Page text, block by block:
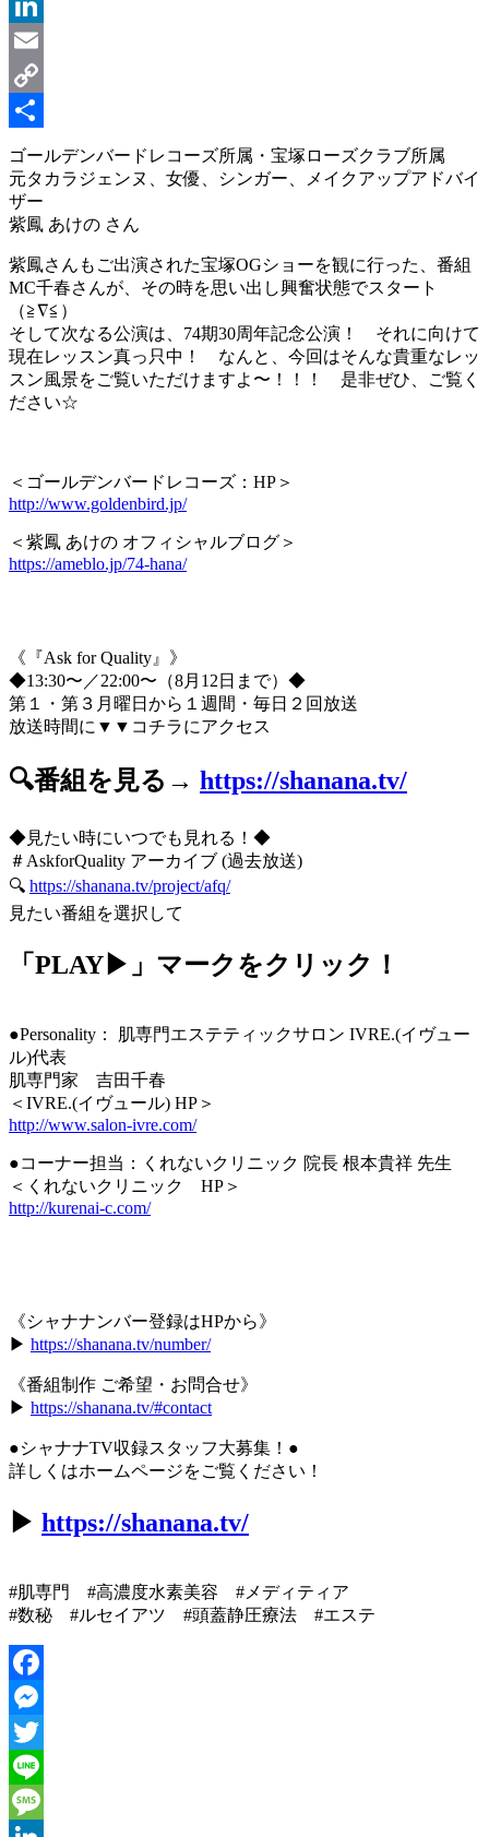
Message
LinkedIn
Email
Copy
Link
共
有
ゴールデンバードレコーズ所属・宝塚ローズクラブ所属
元タカラジェンヌ、女優、シンガー、メイクアップアドバイ
ザー
紫鳳 あけの さん
紫鳳さんもご出演された宝塚OGショーを観に行った、番組
MC千春さんが、その時を思い出し興奮状態でスタート
（≧∇≦）
そして次なる公演は、74期30周年記念公演！ それに向けて
現在レッスン真っ只中！ なんと、今回はそんな貴重なレッ
スン風景をご覧いただけますよ〜！！！ 是非ぜひ、ご覧く
ださい☆
＜ゴールデンバードレコーズ：HP＞
http://www.goldenbird.jp/
＜紫鳳 あけの オフィシャルブログ＞
https://ameblo.jp/74-hana/
《『Ask for Quality』》
◆13:30〜／22:00〜（8月12日まで）◆
第１・第３月曜日から１週間・毎日２回放送
放送時間に▼▼コチラにアクセス
🔍番組を見る→ https://shanana.tv/
◆見たい時にいつでも見れる！◆
＃AskforQuality アーカイブ (過去放送)
🔍 https://shanana.tv/project/afq/
見たい番組を選択して
「PLAY▶」マークをクリック！
●Personality： 肌専門エステティックサロン IVRE.(イヴュー
ル)代表
肌専門家 吉田千春
＜IVRE.(イヴュール) HP＞
http://www.salon-ivre.com/
●コーナー担当：くれないクリニック 院長 根本貴祥 先生
＜くれないクリニック HP＞
http://kurenai-c.com/
《シャナナンバー登録はHPから》
▶︎ https://shanana.tv/number/
《番組制作 ご希望・お問合せ》
▶︎ https://shanana.tv/#contact
●シャナナTV収録スタッフ大募集！●
詳しくはホームページをご覧ください！
▶︎ https://shanana.tv/
#肌専門 #高濃度水素美容 #メディティア
#数秘 #ルセイアツ #頭蓋静圧療法 #エステ